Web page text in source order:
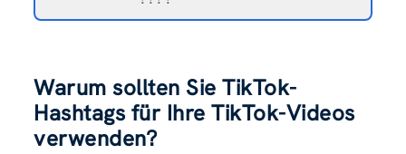
Warum sollten Sie TikTok-
Hashtags für Ihre TikTok-Videos
verwenden?